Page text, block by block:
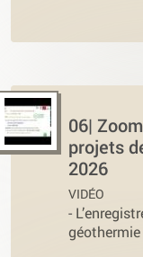
06|
projets
2026
VIDÉO
-